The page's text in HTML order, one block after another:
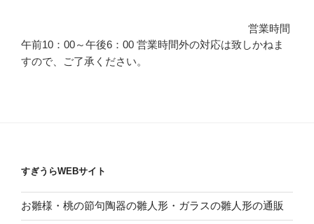
営業時間
午前10：00～午後6：00 営業時間外の対応は致しかねま
すので、ご了承ください。
すぎうらWEBサイト
お雛様・桃の節句陶器の雛人形・ガラスの雛人形の通販